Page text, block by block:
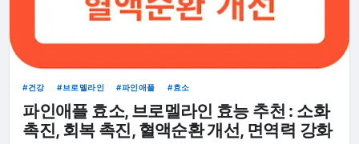
건강 브로멜라인 파인애플 효소
파인애플 효소, 브로멜라인 효능 추천 : 소화
촉진, 회복 촉진, 혈액순환 개선, 면역력 강화